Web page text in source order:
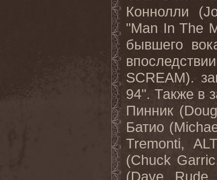
Коннолли (
"Man In The
бывшего
SCREAM).
94". Также в
Пинник (Doug
Батио (
Tremonti,
(Chuck Garric
(Dave Rude